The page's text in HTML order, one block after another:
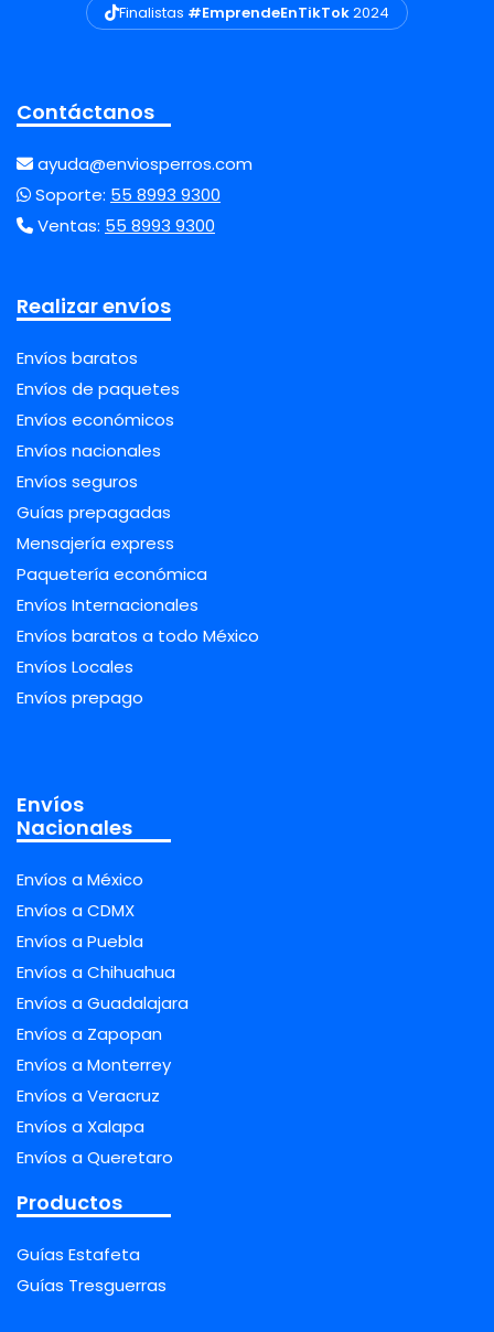
Finalistas #EmprendeEnTikTok2024
Contáctanos
ayuda@enviosperros.com
Soporte: 55 8993 9300
Ventas: 55 8993 9300
Realizar envíos
Envíos baratos
Envíos de paquetes
Envíos económicos
Envíos nacionales
Envíos seguros
Guías prepagadas
Mensajería express
Paquetería económica
Envíos Internacionales
Envíos baratos a todo México
Envíos Locales
Envíos prepago
Envíos
Nacionales
Envíos a México
Envíos a CDMX
Envíos a Puebla
Envíos a Chihuahua
Envíos a Guadalajara
Envíos a Zapopan
Envíos a Monterrey
Envíos a Veracruz
Envíos a Xalapa
Envíos a Queretaro
Productos
Guías Estafeta
Guías Tresguerras